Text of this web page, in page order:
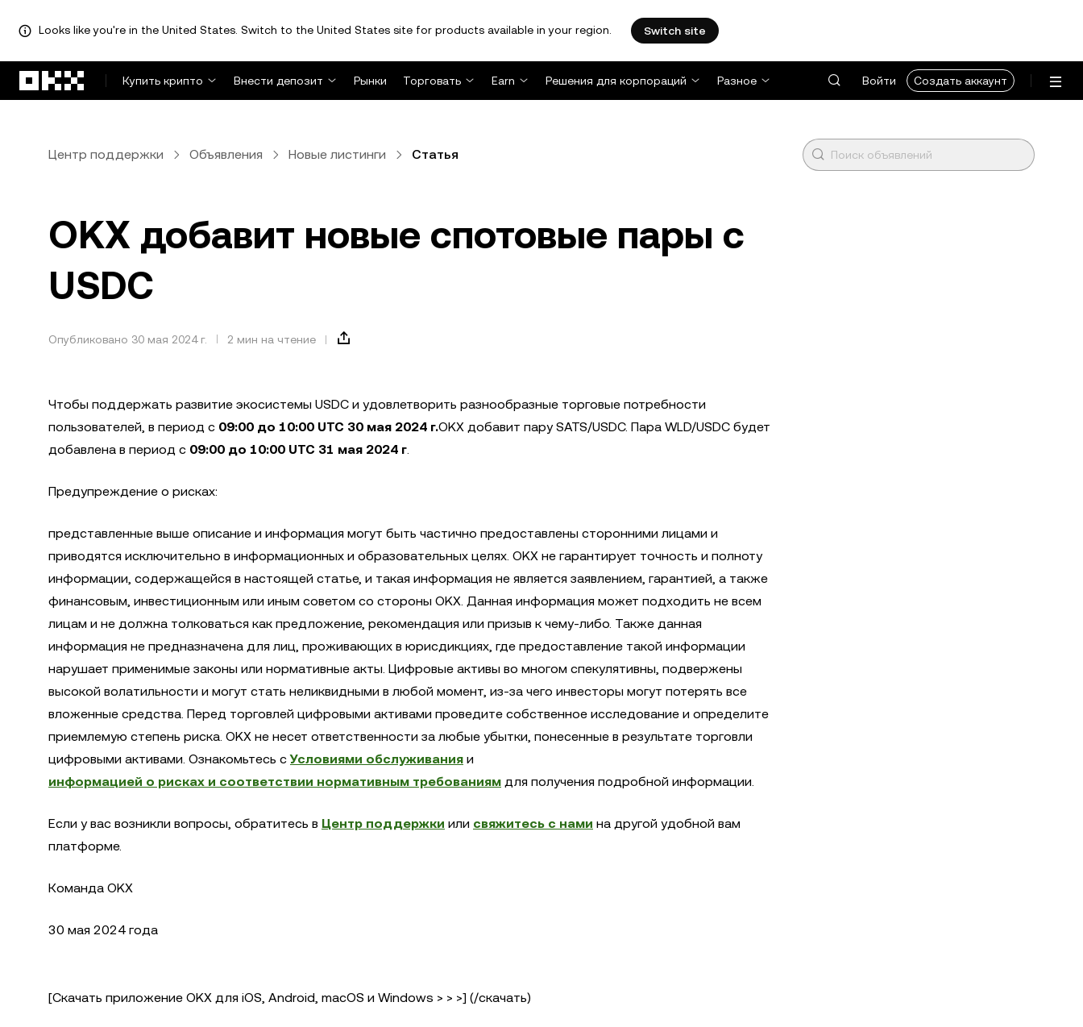
Looks like you're in the United States. Switch to the United States site for products available in your region. Switch site
Купить крипто
Внести депозит Рынки Торговать Earn Решения для корпораций Разное Войти Создать аккаунт
Центр поддержки Объявления Новые листинги Статья
OKX добавит новые спотовые пары с
USDC
Опубликовано 30 мая 2024 г. 2 мин на чтение
Чтобы поддержать развитие экосистемы USDC и удовлетворить разнообразные торговые потребности
пользователей, в период с 09:00 до 10:00 UTC 30 мая 2024 г.OKX добавит пару SATS/USDC. Пара WLD/USDC будет
добавлена в период с 09:00 до 10:00 UTC 31 мая 2024 г.
Предупреждение о рисках:
представленные выше описание и информация могут быть частично предоставлены сторонними лицами и
приводятся исключительно в информационных и образовательных целях. OKX не гарантирует точность и полноту
информации, содержащейся в настоящей статье, и такая информация не является заявлением, гарантией, а также
финансовым, инвестиционным или иным советом со стороны OKX. Данная информация может подходить не всем
лицам и не должна толковаться как предложение, рекомендация или призыв к чему-либо. Также данная
информация не предназначена для лиц, проживающих в юрисдикциях, где предоставление такой информации
нарушает применимые законы или нормативные акты. Цифровые активы во многом спекулятивны, подвержены
высокой волатильности и могут стать неликвидными в любой момент, из-за чего инвесторы могут потерять все
вложенные средства. Перед торговлей цифровыми активами проведите собственное исследование и определите
приемлемую степень риска. OKX не несет ответственности за любые убытки, понесенные в результате торговли
цифровыми активами. Ознакомьтесь сУсловиями обслуживания и
информацией о рисках и соответствии нормативным требованиям для получения подробной информации.
Если у вас возникли вопросы, обратитесь в Центр поддержки или свяжитесь с нами на другой удобной вам
платформе.
Команда OKX
30 мая 2024 года
[Скачать приложение OKX для iOS, Android, macOS и Windows > > >] (/скачать)